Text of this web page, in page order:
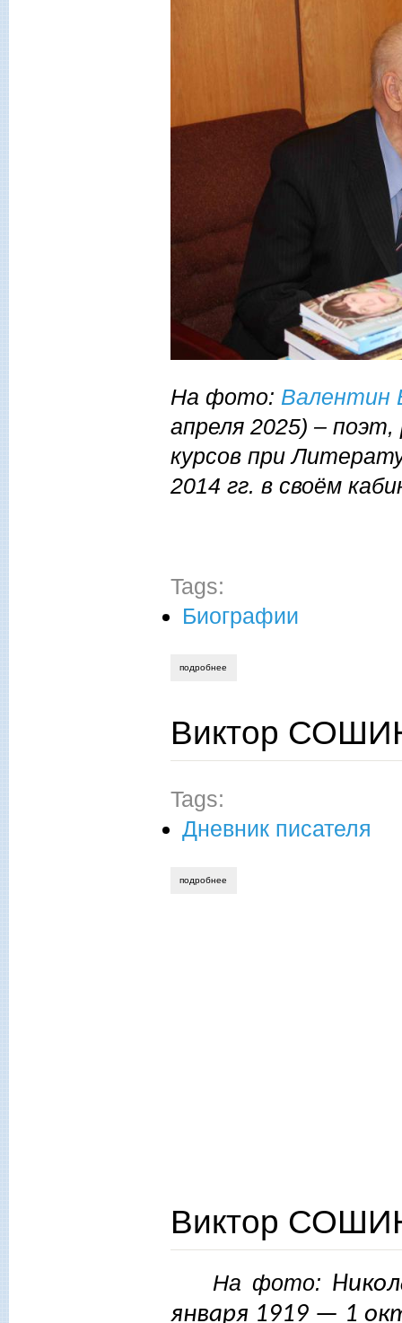
На фото: Валентин
апреля 2025) –
курсов при
2014 гг. в своём
Tags:
Биографии
подробнее
Виктор
Tags:
Дневник писателя
подробнее
Виктор
На фото:
января 1919 — 1